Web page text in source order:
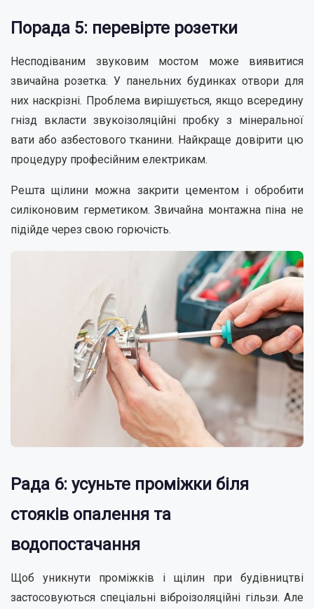
Порада 5: перевірте розетки
Несподіваним звуковим мостом може виявитися
звичайна розетка. У панельних будинках отвори для
них наскрізні. Проблема вирішується, якщо всередину
гнізд вкласти звукоізоляційні пробку з мінеральної
вати або азбестового тканини. Найкраще довірити цю
процедуру професійним електрикам.
Решта щілини можна закрити цементом і обробити
силіконовим герметиком. Звичайна монтажна піна не
підійде через свою горючість.
Рада 6: усуньте проміжки біля
стояків опалення та
водопостачання
Щоб уникнути проміжків і щілин при будівництві
застосовуються спеціальні віброізоляційні гільзи. Але